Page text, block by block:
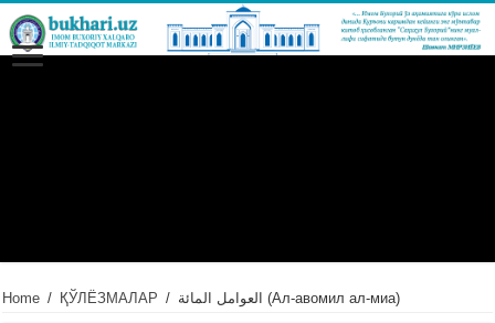
Home / ҚЎЛЁЗМАЛАР / العوامل المائة (Ал-авомил ал-миа)